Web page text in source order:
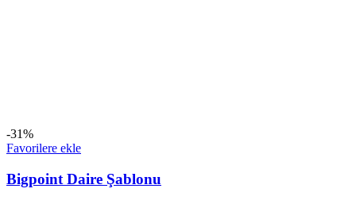
-31%
Favorilere ekle
Bigpoint Daire Şablonu